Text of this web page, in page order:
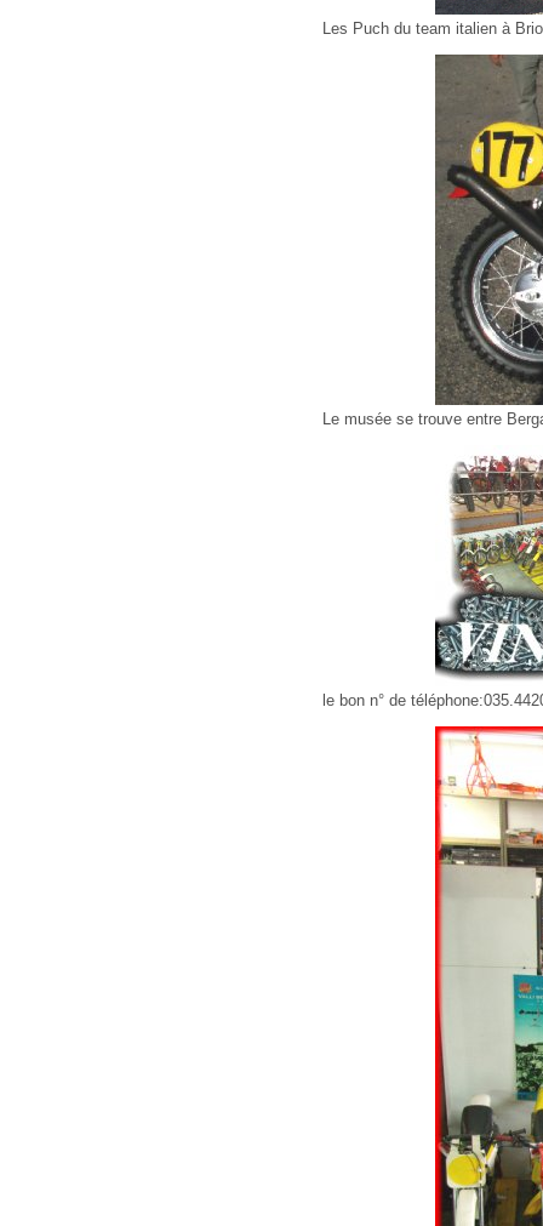
Les Puch du team italien à
Le musée se trouve entre
le bon n° de